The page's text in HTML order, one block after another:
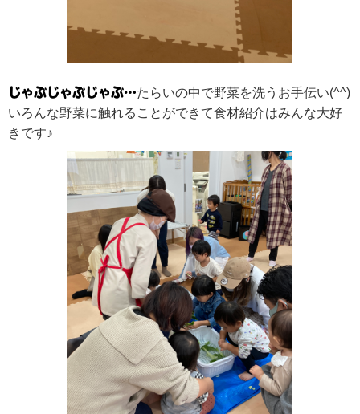
じゃぶじゃぶじゃぶ…たらいの中で野菜を洗うお手伝い(^^)
いろんな野菜に触れることができて食材紹介はみんな大好
きです♪